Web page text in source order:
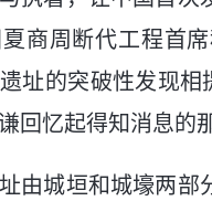
商周断代工程首
址的突破性发现
回忆起得知消息的
由城垣和城壕两